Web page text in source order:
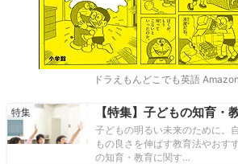
ドラえもんどこでも英語
【特集】子どもの知育・
子どもの明るい未来のために。
もの良さを伸ばす教育法やおす
の知育・教育に関す…